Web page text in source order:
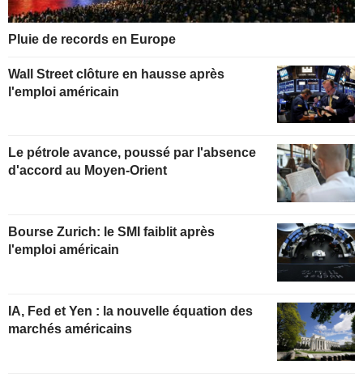
Pluie de records en Europe
Wall Street clôture en hausse après
l'emploi américain
Le pétrole avance, poussé par l'absence
d'accord au Moyen-Orient
Bourse Zurich: le SMI faiblit après
l'emploi américain
IA, Fed et Yen : la nouvelle équation des
marchés américains